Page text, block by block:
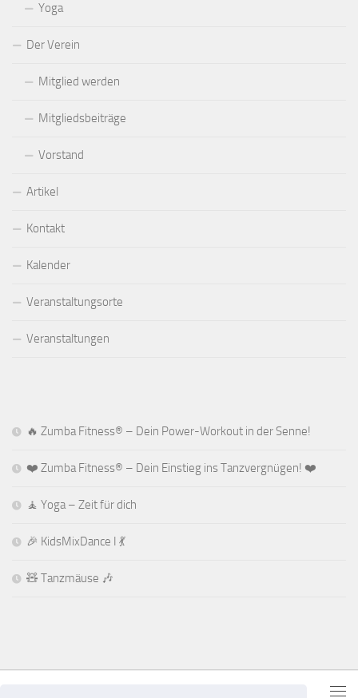
Yoga
Der Verein
Mitglied werden
Mitgliedsbeiträge
Vorstand
Artikel
Kontakt
Kalender
Veranstaltungsorte
Veranstaltungen
🔥 Zumba Fitness® – Dein Power-Workout in der Senne!
❤️ Zumba Fitness® – Dein Einstieg ins Tanzvergnügen! ❤️
🧘 Yoga – Zeit für dich
🎉 KidsMixDance I 💃
🧸 Tanzmäuse 🎶